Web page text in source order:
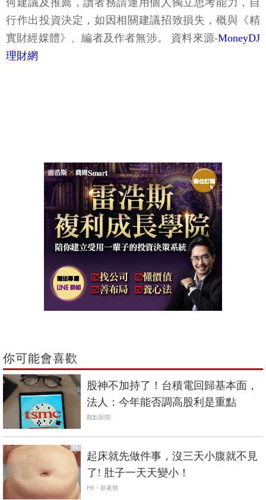
何建議及推薦，讀者務請運用個人獨立思考能力，自
行作出投資決定，如因相關建議招致損失，概與《精
實財經媒體》、編者及作者無涉。 資料來源-MoneyDJ
理財網
你可能會喜歡
股神不加持了！台積電回歸基本面，
法人：今年能否調高股利是重點
觀點新聞
PR
起床就先做件事，沒三天小腹就不見
了! 肚子一天天變小！
PR・新素簡